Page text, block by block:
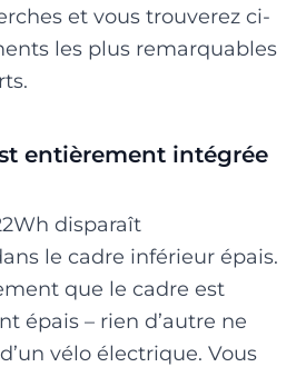
et vous trouverez ci-
les plus remarquables
entièrement intégrée
disparaît
le cadre inférieur épais.
que le cadre est
épais – rien d’autre ne
vélo électrique. Vous